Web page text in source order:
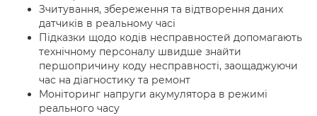
Зчитування, збереження та відтворення даних
датчиків в реальному часі
Підказки щодо кодів несправностей допомагають
технічному персоналу швидше знайти
першопричину коду несправності, заощаджуючи
час на діагностику та ремонт
Моніторинг напруги акумулятора в режимі
реального часу